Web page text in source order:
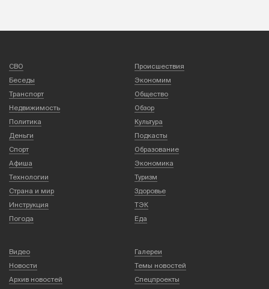
СВО
Происшествия
Беседы
Экономим
Транспорт
Общество
Недвижимость
Обзор
Политика
Культура
Деньги
Подкасты
Спорт
Образование
Афиша
Экономика
Технологии
Туризм
Страна и мир
Здоровье
Инструкция
ТЭК
Погода
Еда
Видео
Галереи
Новости
Темы новостей
Архив новостей
Спецпроекты